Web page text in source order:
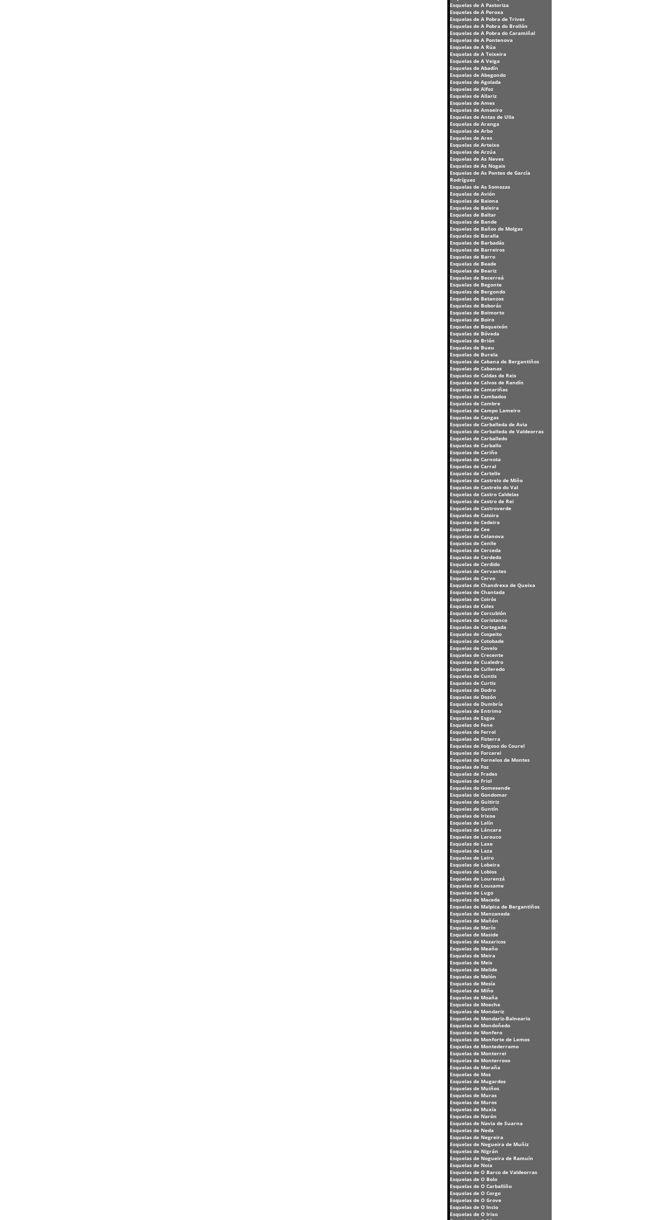
Esquelas de A Pastoriza
Esquelas de A Peroxa
Esquelas de A Pobra de Trives
Esquelas de A Pobra do Brollón
Esquelas de A Pobra do Caramiñal
Esquelas de A Pontenova
Esquelas de A Rúa
Esquelas de A Teixeira
Esquelas de A Veiga
Esquelas de Abadín
Esquelas de Abegondo
Esquelas de Agolada
Esquelas de Alfoz
Esquelas de Allariz
Esquelas de Ames
Esquelas de Amoeiro
Esquelas de Antas de Ulla
Esquelas de Aranga
Esquelas de Arbo
Esquelas de Ares
Esquelas de Arteixo
Esquelas de Arzúa
Esquelas de As Neves
Esquelas de As Nogais
Esquelas de As Pontes de García
Rodríguez
Esquelas de As Somozas
Esquelas de Avión
Esquelas de Baiona
Esquelas de Baleira
Esquelas de Baltar
Esquelas de Bande
Esquelas de Baños de Molgas
Esquelas de Baralla
Esquelas de Barbadás
Esquelas de Barreiros
Esquelas de Barro
Esquelas de Beade
Esquelas de Beariz
Esquelas de Becerreá
Esquelas de Begonte
Esquelas de Bergondo
Esquelas de Betanzos
Esquelas de Boborás
Esquelas de Boimorto
Esquelas de Boiro
Esquelas de Boqueixón
Esquelas de Bóveda
Esquelas de Brión
Esquelas de Bueu
Esquelas de Burela
Esquelas de Cabana de Bergantiños
Esquelas de Cabanas
Esquelas de Caldas de Reis
Esquelas de Calvos de Randín
Esquelas de Camariñas
Esquelas de Cambados
Esquelas de Cambre
Esquelas de Campo Lameiro
Esquelas de Cangas
Esquelas de Carballeda de Avia
Esquelas de Carballeda de Valdeorras
Esquelas de Carballedo
Esquelas de Carballo
Esquelas de Cariño
Esquelas de Carnota
Esquelas de Carral
Esquelas de Cartelle
Esquelas de Castrelo de Miño
Esquelas de Castrelo do Val
Esquelas de Castro Caldelas
Esquelas de Castro de Rei
Esquelas de Castroverde
Esquelas de Catoira
Esquelas de Cedeira
Esquelas de Cee
Esquelas de Celanova
Esquelas de Cenlle
Esquelas de Cerceda
Esquelas de Cerdedo
Esquelas de Cerdido
Esquelas de Cervantes
Esquelas de Cervo
Esquelas de Chandrexa de Queixa
Esquelas de Chantada
Esquelas de Coirós
Esquelas de Coles
Esquelas de Corcubión
Esquelas de Coristanco
Esquelas de Cortegada
Esquelas de Cospeito
Esquelas de Cotobade
Esquelas de Covelo
Esquelas de Crecente
Esquelas de Cualedro
Esquelas de Culleredo
Esquelas de Cuntis
Esquelas de Curtis
Esquelas de Dodro
Esquelas de Dozón
Esquelas de Dumbría
Esquelas de Entrimo
Esquelas de Esgos
Esquelas de Fene
Esquelas de Ferrol
Esquelas de Fisterra
Esquelas de Folgoso do Courel
Esquelas de Forcarei
Esquelas de Fornelos de Montes
Esquelas de Foz
Esquelas de Frades
Esquelas de Friol
Esquelas de Gomesende
Esquelas de Gondomar
Esquelas de Guitiriz
Esquelas de Guntín
Esquelas de Irixoa
Esquelas de Lalín
Esquelas de Láncara
Esquelas de Larouco
Esquelas de Laxe
Esquelas de Laza
Esquelas de Leiro
Esquelas de Lobeira
Esquelas de Lobios
Esquelas de Lourenzá
Esquelas de Lousame
Esquelas de Lugo
Esquelas de Maceda
Esquelas de Malpica de Bergantiños
Esquelas de Manzaneda
Esquelas de Mañón
Esquelas de Marín
Esquelas de Maside
Esquelas de Mazaricos
Esquelas de Meaño
Esquelas de Meira
Esquelas de Meis
Esquelas de Melide
Esquelas de Melón
Esquelas de Mesía
Esquelas de Miño
Esquelas de Moaña
Esquelas de Moeche
Esquelas de Mondariz
Esquelas de Mondariz-Balneario
Esquelas de Mondoñedo
Esquelas de Monfero
Esquelas de Monforte de Lemos
Esquelas de Montederramo
Esquelas de Monterrei
Esquelas de Monterroso
Esquelas de Moraña
Esquelas de Mos
Esquelas de Mugardos
Esquelas de Muiños
Esquelas de Muras
Esquelas de Muros
Esquelas de Muxía
Esquelas de Narón
Esquelas de Navia de Suarna
Esquelas de Neda
Esquelas de Negreira
Esquelas de Negueira de Muñiz
Esquelas de Nigrán
Esquelas de Nogueira de Ramuín
Esquelas de Noia
Esquelas de O Barco de Valdeorras
Esquelas de O Bolo
Esquelas de O Carballiño
Esquelas de O Corgo
Esquelas de O Grove
Esquelas de O Incio
Esquelas de O Irixo